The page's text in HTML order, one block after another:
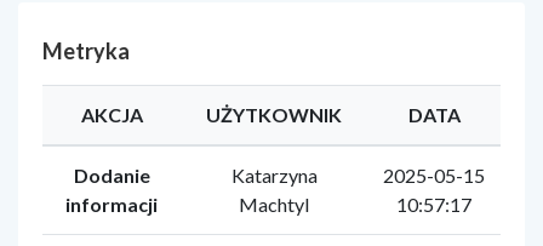
Metryka
AKCJA UŻYTKOWNIK DATA
Dodanie
informacji
Katarzyna
Machtyl
2025-05-15
10:57:17